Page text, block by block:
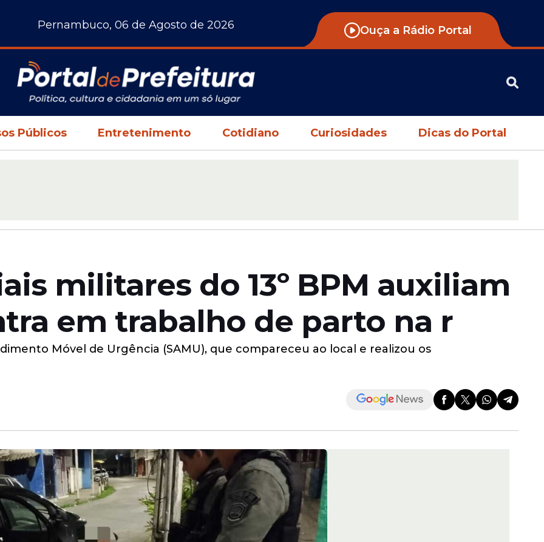
Pernambuco, 06 de Agosto de 2026 Ouça a Rádio Portal
Públicos Entretenimento Cotidiano Curiosidades Dicas do Portal
militares do 13º BPM auxiliam
em trabalho de parto na r
Móvel de Urgência (SAMU), que compareceu ao local e realizou os